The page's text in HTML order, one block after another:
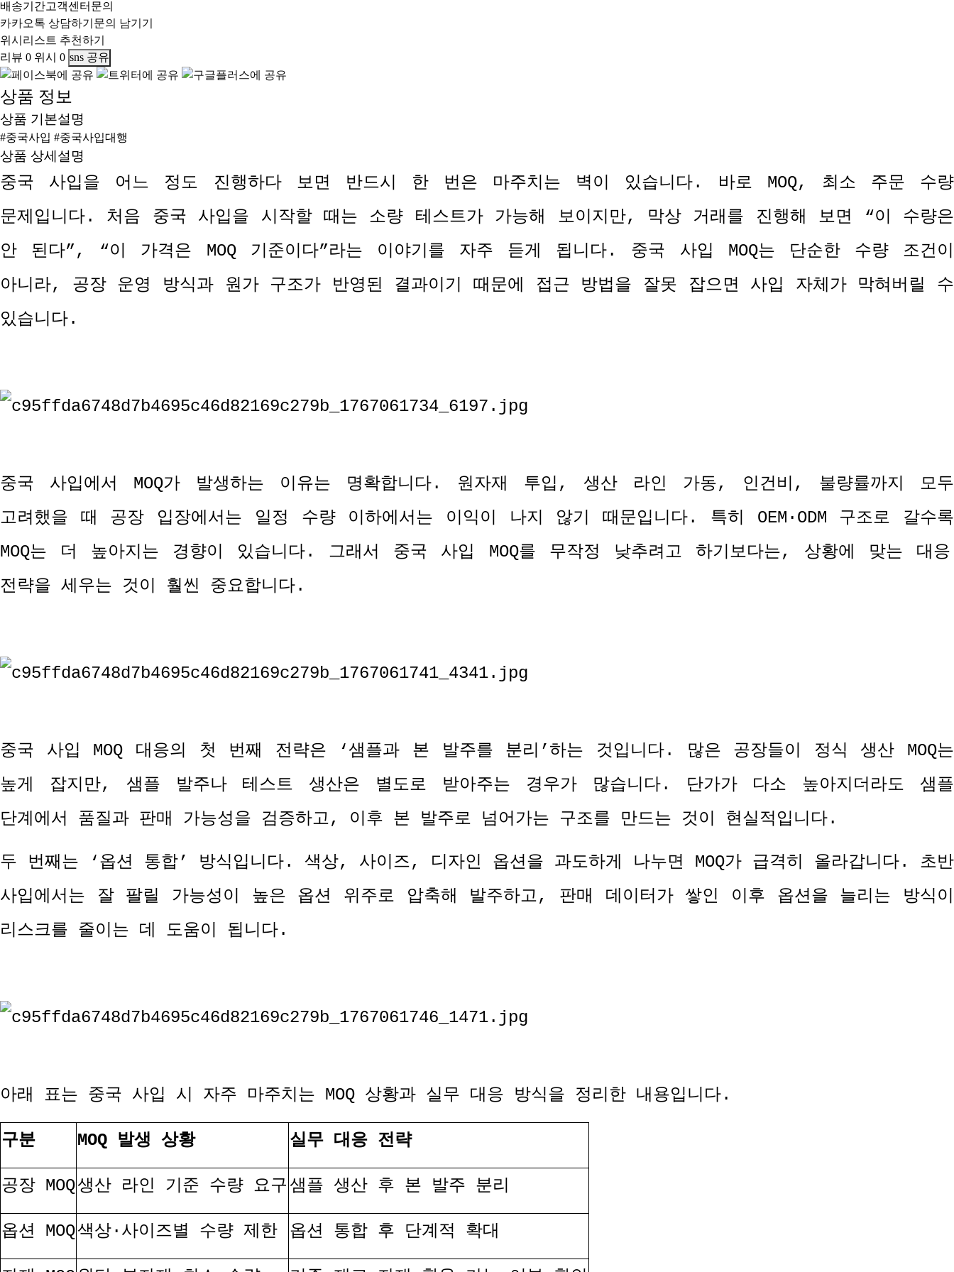
배송기간고객센터문의
카카오톡 상담하기 문의 남기기
위시리스트 추천하기
리뷰 0 위시 0 sns 공유
상품 정보
상품 기본설명
#중국사입 #중국사입대행
상품 상세설명
중국 사입을 어느 정도 진행하다 보면 반드시 한 번은 마주치는 벽이 있습니다. 바로 MOQ, 최소 주문 수량
문제입니다. 처음 중국 사입을 시작할 때는 소량 테스트가 가능해 보이지만, 막상 거래를 진행해 보면 “이 수량은
안 된다”, “이 가격은 MOQ 기준이다”라는 이야기를 자주 듣게 됩니다. 중국 사입 MOQ는 단순한 수량 조건이
아니라, 공장 운영 방식과 원가 구조가 반영된 결과이기 때문에 접근 방법을 잘못 잡으면 사입 자체가 막혀버릴 수
있습니다.
중국 사입에서 MOQ가 발생하는 이유는 명확합니다. 원자재 투입 , 생산 라인 가동, 인건비 , 불량률까지 모두
고려했을 때 공장 입장에서는 일정 수량 이하에서는 이익이 나지 않기 때문입니다. 특히 OEM·ODM 구조로 갈수록
MOQ는 더 높아지는 경향이 있습니다. 그래서 중국 사입 MOQ를 무작정 낮추려고 하기보다는, 상황에 맞는 대응
전략을 세우는 것이 훨씬 중요합니다.
중국 사입 MOQ 대응의 첫 번째 전략은 ‘샘플과 본 발주를 분리 ’하는 것입니다. 많은 공장들이 정식 생산 MOQ는
높게 잡지만, 샘플 발주나 테스트 생산은 별도로 받아주는 경우가 많습니다. 단가가 다소 높아지더라도 샘플
단계에서 품질과 판매 가능성을 검증하고, 이후 본 발주로 넘어가는 구조를 만드는 것이 현실적입니다.
두 번째는 ‘옵션 통합’ 방식입니다. 색상, 사이즈, 디자인 옵션을 과도하게 나누면 MOQ가 급격히 올라갑니다. 초반
사입에서는 잘 팔릴 가능성이 높은 옵션 위주로 압축해 발주하고, 판매 데이터가 쌓인 이후 옵션을 늘리는 방식이
리스크를 줄이는 데 도움이 됩니다.
아래 표는 중국 사입 시 자주 마주치는 MOQ 상황과 실무 대응 방식을 정리한 내용입니다.
구분 MOQ 발생 상황 실무 대응 전략
공장 MOQ생산 라인 기준 수량 요구샘플 생산 후 본 발주 분리
옵션 MOQ색상· 사이즈별 수량 제한 옵션 통합 후 단계적 확대